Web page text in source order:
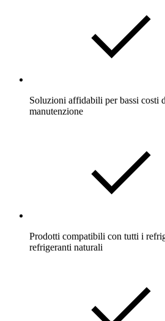
Soluzioni affidabili per bassi costi
manutenzione
Prodotti compatibili con tutti i
refrigeranti naturali